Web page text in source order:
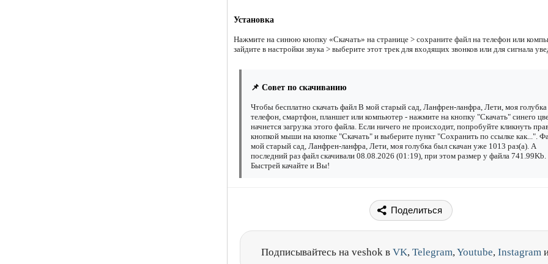
Установка
Нажмите на синюю кнопку «Скачать» на странице > сохраните файл на телефон или
зайдите в настройки звука > выберите этот трек для входящих звонков или для сигнала
📌 Совет по скачиванию
Чтобы бесплатно скачать файл В мой старый сад, Ланфрен-ланфра, Лети, моя голубка
телефон, смартфон, планшет или компьютер - нажмите на кнопку "Скачать" синего
начнется загрузка этого файла. Если ничего не происходит, попробуйте кликнуть
кнопкой мыши на кнопке "Скачать" и выберите пункт "Сохранить по ссылке как...".
мой старый сад, Ланфрен-ланфра, Лети, моя голубка был скачан уже 1013 раз(а). А
последний раз файл скачивали 08.08.2026 (01:19), при этом размер у файла 741.99Kb.
Быстрей качайте и Вы!
Поделиться
Подписывайтесь на veshok в VK, Telegram,Youtube, Instagram